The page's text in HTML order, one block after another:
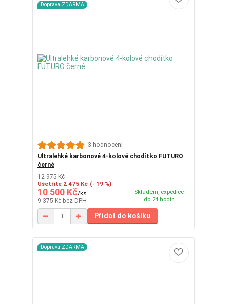
Doprava ZDARMA
3 hodnocení
Ultralehké karbonové 4-kolové chodítko FUTURO
černé
12 975 Kč
Ušetříte 2 475 Kč (- 19 %)
10 500 Kč/ks
9 375 Kč bez DPH
Skladem, expedice
do 24 hodin
Přidat do košíku
Doprava ZDARMA